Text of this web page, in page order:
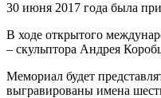
30 июня 2017 года была
В ходе открытого
– скульптора Андрея
Мемориал будет
выгравированы имена